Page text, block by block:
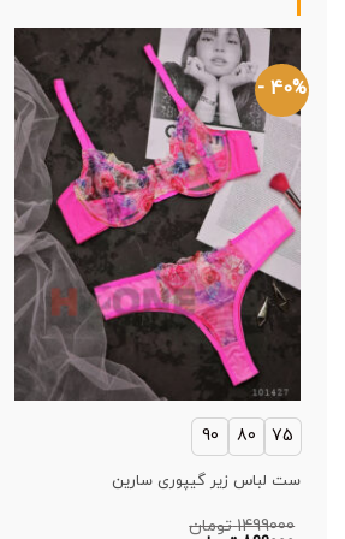
40% -
75
80
90
ست لباس زیر گیپوری سارین
1499000 تومان